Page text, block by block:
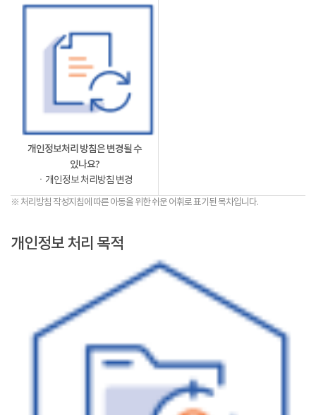
개인정보처리 방침은 변경될 수
있나요?
ㆍ개인정보 처리방침 변경
※ 처리방침 작성지침에 따른 아동을 위한 쉬운 어휘로 표기된 목차입니다.
개인정보 처리 목적